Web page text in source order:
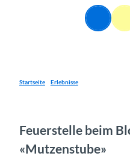
Suche Menü
Startseite Erlebnisse
Feuerstelle beim
«Mutzenstube»